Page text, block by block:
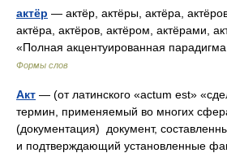
актёр — актёр, актёры, актёра,
актёра, актёров, актёром, актёрами,
«Полная акцентуированная
Формы слов
Акт — (от латинского «actum est»
термин, применяемый во многих
(документация) документ,
и подтверждающий установленные